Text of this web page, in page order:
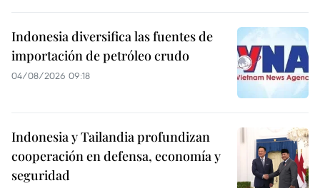
Indonesia diversifica las fuentes de
importación de petróleo crudo
04/08/2026 09:18
Indonesia y Tailandia profundizan
cooperación en defensa, economía y
seguridad